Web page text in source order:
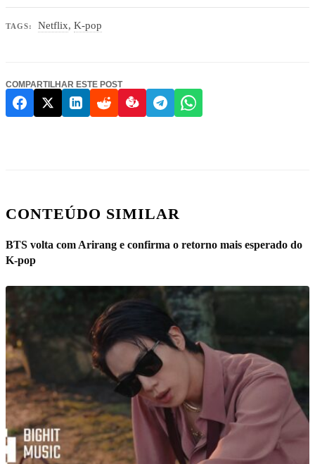
TAGS: Netflix,K-pop
COMPARTILHAR ESTE POST
CONTEÚDO SIMILAR
BTS volta com Arirang e confirma o retorno mais esperado do
K-pop